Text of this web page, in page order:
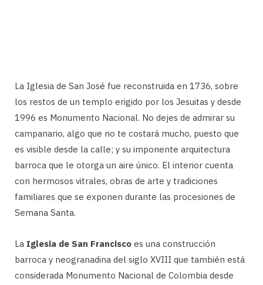
La Iglesia de San José fue reconstruida en 1736, sobre
los restos de un templo erigido por los Jesuitas y desde
1996 es Monumento Nacional. No dejes de admirar su
campanario, algo que no te costará mucho, puesto que
es visible desde la calle; y su imponente arquitectura
barroca que le otorga un aire único. El interior cuenta
con hermosos vitrales, obras de arte y tradiciones
familiares que se exponen durante las procesiones de
Semana Santa.
La Iglesia de San Francisco es una construcción
barroca y neogranadina del siglo XVIII que también está
considerada Monumento Nacional de Colombia desde